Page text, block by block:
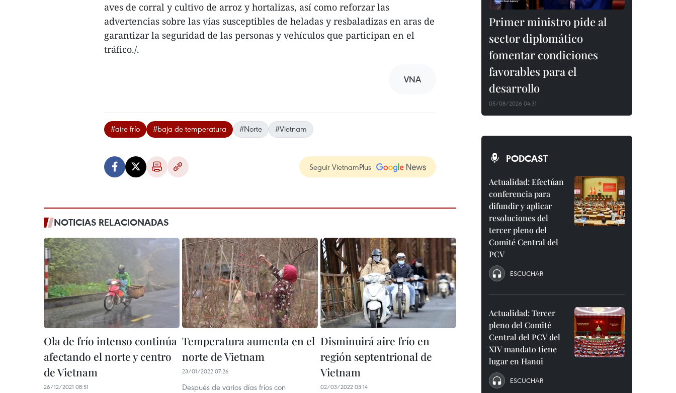
aves de corral y cultivo de arroz y hortalizas, así como reforzar las
advertencias sobre las vías susceptibles de heladas y resbaladizas en aras de
garantizar la seguridad de las personas y vehículos que participan en el
tráfico./.
VNA
#aire frío #baja de temperatura #Norte #Vietnam
Seguir VietnamPlus
NOTICIAS RELACIONADAS
Ola de frío intenso continúa
afectando el norte y centro
de Vietnam
26/12/2021 08:51
Temperatura aumenta en el
norte de Vietnam
23/01/2022 07:26
Después de varios días fríos con
Disminuirá aire frío en
región septentrional de
Vietnam
02/03/2022 03:14
Primer ministro pide al
sector diplomático
fomentar condiciones
favorables para el
desarrollo
05/08/2026 04:31
PODCAST
Actualidad: Efectúan
conferencia para
difundir y aplicar
resoluciones del
tercer pleno del
Comité Central del
PCV
ESCUCHAR
Actualidad: Tercer
pleno del Comité
Central del PCV del
XIV mandato tiene
lugar en Hanoi
ESCUCHAR